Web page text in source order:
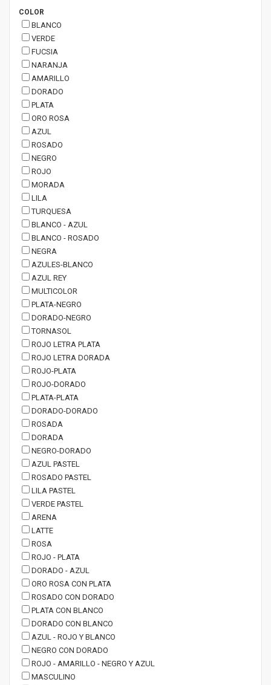
COLOR
BLANCO
VERDE
FUCSIA
NARANJA
AMARILLO
DORADO
PLATA
ORO ROSA
AZUL
ROSADO
NEGRO
ROJO
MORADA
LILA
TURQUESA
BLANCO - AZUL
BLANCO - ROSADO
NEGRA
AZULES-BLANCO
AZUL REY
MULTICOLOR
PLATA-NEGRO
DORADO-NEGRO
TORNASOL
ROJO LETRA PLATA
ROJO LETRA DORADA
ROJO-PLATA
ROJO-DORADO
PLATA-PLATA
DORADO-DORADO
ROSADA
DORADA
NEGRO-DORADO
AZUL PASTEL
ROSADO PASTEL
LILA PASTEL
VERDE PASTEL
ARENA
LATTE
ROSA
ROJO - PLATA
DORADO - AZUL
ORO ROSA CON PLATA
ROSADO CON DORADO
PLATA CON BLANCO
DORADO CON BLANCO
AZUL - ROJO Y BLANCO
NEGRO CON DORADO
ROJO - AMARILLO - NEGRO Y AZUL
MASCULINO